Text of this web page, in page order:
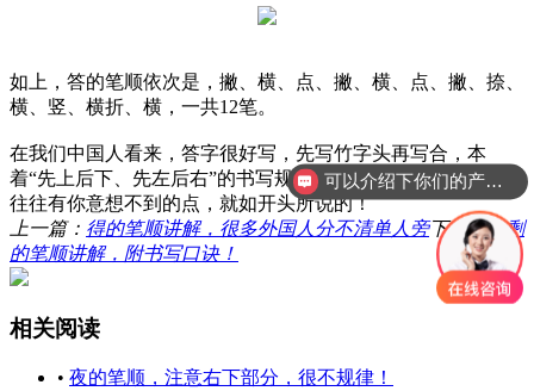
如上，答的笔顺依次是， 撇、横、点、撇、横、点、撇、捺、
横、竖、横折、横，一共12笔。
在我们中国人看来，答字很好写，先写竹字头再写合，本
着“先上后下、先左后右”的书写规则即可！对于外国人来说，
往往有你意想不到的点，就如开头所说的！
上一篇： 得的笔顺讲解，很多外国人分不清单人旁下一篇：剩
的笔顺讲解，附书写口诀！
相关阅读
• 夜的笔顺，注意右下部分，很不规律！
可以介绍下你们的产品么？